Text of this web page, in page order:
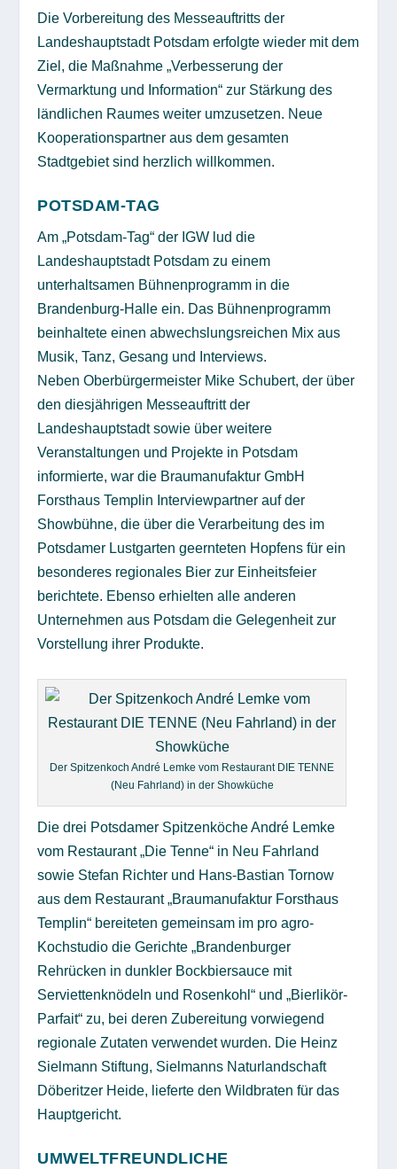
Die Vorbereitung des Messeauftritts der
Landeshauptstadt Potsdam erfolgte wieder mit dem
Ziel, die Maßnahme „Verbesserung der
Vermarktung und Information“ zur Stärkung des
ländlichen Raumes weiter umzusetzen. Neue
Kooperationspartner aus dem gesamten
Stadtgebiet sind herzlich willkommen.
POTSDAM-TAG
Am „Potsdam-Tag“ der IGW lud die
Landeshauptstadt Potsdam zu einem
unterhaltsamen Bühnenprogramm in die
Brandenburg-Halle ein. Das Bühnenprogramm
beinhaltete einen abwechslungsreichen Mix aus
Musik, Tanz, Gesang und Interviews.
Neben Oberbürgermeister Mike Schubert, der über
den diesjährigen Messeauftritt der
Landeshauptstadt sowie über weitere
Veranstaltungen und Projekte in Potsdam
informierte, war die Braumanufaktur GmbH
Forsthaus Templin Interviewpartner auf der
Showbühne, die über die Verarbeitung des im
Potsdamer Lustgarten geernteten Hopfens für ein
besonderes regionales Bier zur Einheitsfeier
berichtete. Ebenso erhielten alle anderen
Unternehmen aus Potsdam die Gelegenheit zur
Vorstellung ihrer Produkte.
Der Spitzenkoch André Lemke vom Restaurant DIE TENNE
(Neu Fahrland) in der Showküche
Die drei Potsdamer Spitzenköche André Lemke
vom Restaurant „Die Tenne“ in Neu Fahrland
sowie Stefan Richter und Hans-Bastian Tornow
aus dem Restaurant „Braumanufaktur Forsthaus
Templin“ bereiteten gemeinsam im pro agro-
Kochstudio die Gerichte „Brandenburger
Rehrücken in dunkler Bockbiersauce mit
Serviettenknödeln und Rosenkohl“ und „Bierlikör-
Parfait“ zu, bei deren Zubereitung vorwiegend
regionale Zutaten verwendet wurden. Die Heinz
Sielmann Stiftung, Sielmanns Naturlandschaft
Döberitzer Heide, lieferte den Wildbraten für das
Hauptgericht.
UMWELTFREUNDLICHE